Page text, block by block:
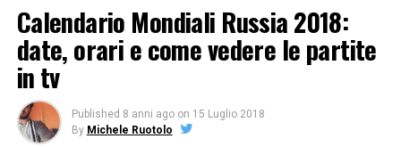
Calendario Mondiali Russia 2018:
date, orari e come vedere le partite
in tv
Published 8 anni ago on 15 Luglio 2018
By Michele Ruotolo